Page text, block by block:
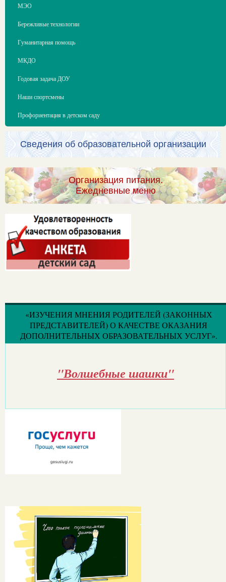
МЭО
Бережливые технологии
Гуманитарная помощь
МКДО
Годовая задача ДОУ
Наши спортсмены
Профориентация в детском саду
Сведения об образовательной организации
Организация питания.
Ежедневные меню
«ИЗУЧЕНИЯ МНЕНИЯ РОДИТЕЛЕЙ (ЗАКОННЫХ
ПРЕДСТАВИТЕЛЕЙ) О КАЧЕСТВЕ ОКАЗАНИЯ
ДОПОЛНИТЕЛЬНЫХ ОБРАЗОВАТЕЛЬНЫХ УСЛУГ».
"Волшебные шашки"